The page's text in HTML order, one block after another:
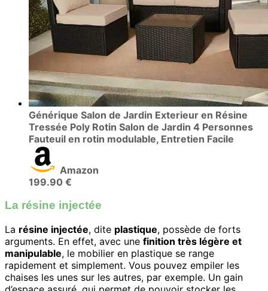
Générique Salon de Jardin Exterieur en Résine
Tressée Poly Rotin Salon de Jardin 4 Personnes
Fauteuil en rotin modulable, Entretien Facile
Amazon
199.90 €
La résine injectée
La résine injectée, dite plastique, possède de forts
arguments. En effet, avec une finition très légère et
manipulable, le mobilier en plastique se range
rapidement et simplement. Vous pouvez empiler les
chaises les unes sur les autres, par exemple. Un gain